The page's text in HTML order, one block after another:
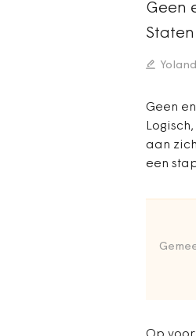
Geen
Geen
aan
een